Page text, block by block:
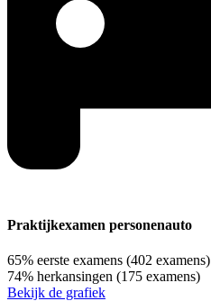
Praktijkexamen personenauto
65% eerste examens (402 examens)
74% herkansingen (175 examens)
Bekijk de grafiek